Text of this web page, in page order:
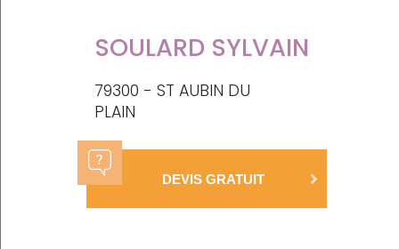
SOULARD SYLVAIN
79300 - ST AUBIN DU
PLAIN
DEVIS GRATUIT